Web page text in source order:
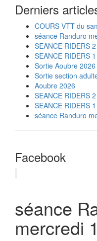
Derniers
COURS VTT du
séance Randuro
SEANCE RIDERS
SEANCE RIDERS
Sortie Aoubre 2026
Sortie section
Aoubre 2026
SEANCE RIDERS
SEANCE RIDERS
séance Randuro
Facebook
séance
mercredi